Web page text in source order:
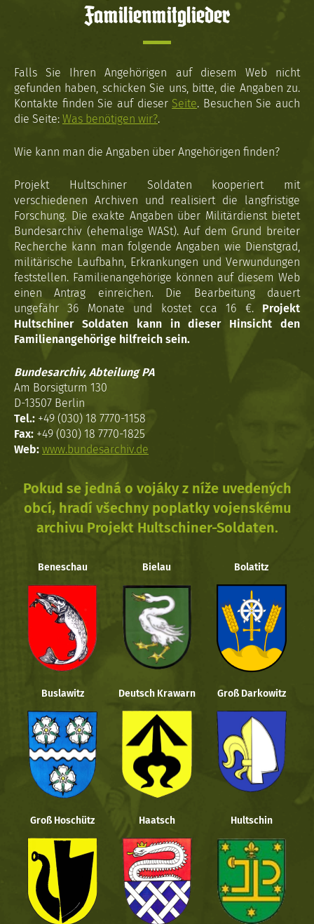
Familienmitglieder
Falls Sie Ihren Angehörigen auf diesem Web nicht
gefunden haben, schicken Sie uns, bitte, die Angaben zu.
Kontakte finden Sie auf dieser Seite. Besuchen Sie auch
die Seite: Was benötigen wir?.
Wie kann man die Angaben über Angehörigen finden?
Projekt Hultschiner Soldaten kooperiert mit
verschiedenen Archiven und realisiert die langfristige
Forschung. Die exakte Angaben über Militärdienst bietet
Bundesarchiv (ehemalige WASt). Auf dem Grund breiter
Recherche kann man folgende Angaben wie Dienstgrad,
militärische Laufbahn, Erkrankungen und Verwundungen
feststellen. Familienangehörige können auf diesem Web
einen Antrag einreichen. Die Bearbeitung dauert
ungefähr 36 Monate und kostet cca 16 €. Projekt
Hultschiner Soldaten kann in dieser Hinsicht den
Familienangehörige hilfreich sein.
Bundesarchiv, Abteilung PA
Am Borsigturm 130
D-13507 Berlin
Tel.: +49 (030) 18 7770-1158
Fax: +49 (030) 18 7770-1825
Web: www.bundesarchiv.de
Pokud se jedná o vojáky z níže uvedených
obcí, hradí všechny poplatky vojenskému
archivu Projekt Hultschiner-Soldaten.
Beneschau Bielau Bolatitz
Buslawitz Deutsch Krawarn Groß Darkowitz
Groß Hoschütz Haatsch Hultschin